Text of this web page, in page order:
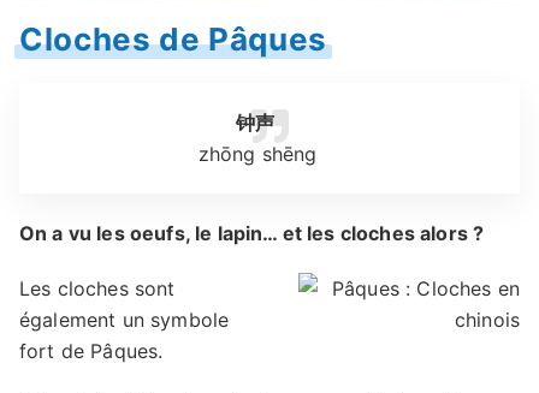
Cloches de Pâques
钟声
zhōng shēng
On a vu les oeufs, le lapin… et les cloches alors ?
Les cloches sont
également un symbole
fort de Pâques.